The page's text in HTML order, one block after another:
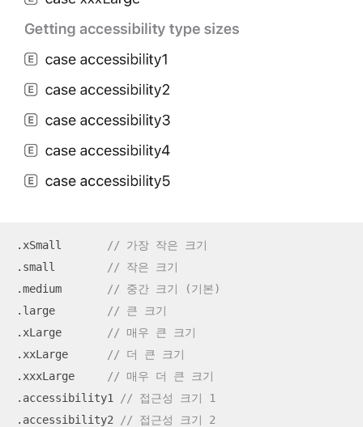
.xSmall
// 가장 작은 크기
.small
// 작은 크기
.medium
// 중간 크기 (기본)
.large
// 큰 크기
.xLarge
// 매우 큰 크기
.xxLarge
// 더 큰 크기
.xxxLarge
// 매우 더 큰 크기
.accessibility1
// 접근성 크기 1
.accessibility2
// 접근성 크기 2